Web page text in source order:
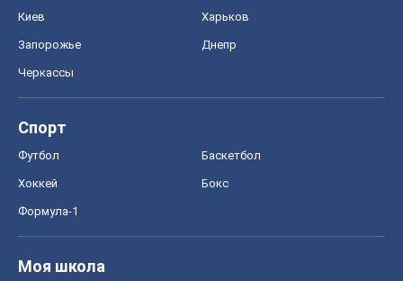
Киев Харьков
Запорожье Днепр
Черкассы
Спорт
Футбол Баскетбол
Хоккей Бокс
Формула-1
Моя школа